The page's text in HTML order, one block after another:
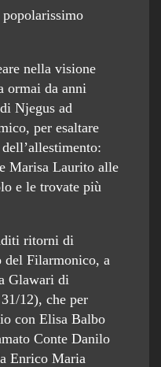
nella visione
ormai da anni
Njegus ad
per esaltare
Marisa Laurito alle
e le trovate più
ritorni di
Filarmonico, a
Glawari di
12), che per
con Elisa Balbo
Conte Danilo
Enrico Maria